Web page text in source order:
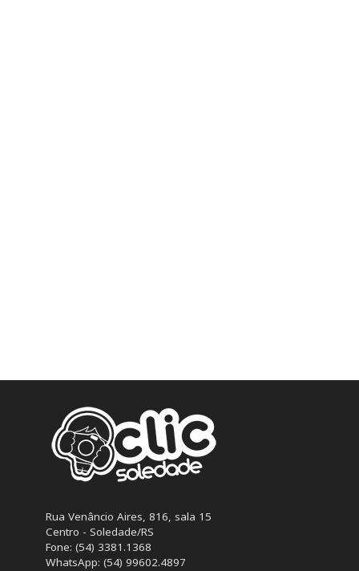
Rua Venâncio Aires, 816, sala 15
Centro - Soledade/RS
Fone: (54) 3381.1368
WhatsApp: (54) 99602.4897